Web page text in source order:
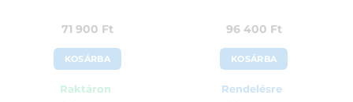
71 900 Ft
KOSÁRBA
Raktáron
96 400 Ft
KOSÁRBA
Rendelésre